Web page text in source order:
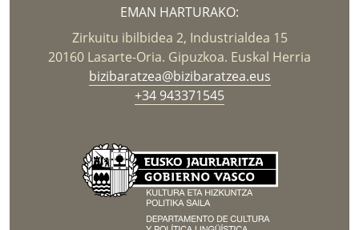
EMAN HARTURAKO:
Zirkuitu ibilbidea 2, Industrialdea 15
20160 Lasarte-Oria. Gipuzkoa. Euskal Herria
bizibaratzea@bizibaratzea.eus
+34 943371545